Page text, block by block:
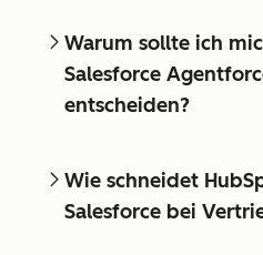
Warum sollte ich
Salesforce
entscheiden?
Wie schneidet
Salesforce bei